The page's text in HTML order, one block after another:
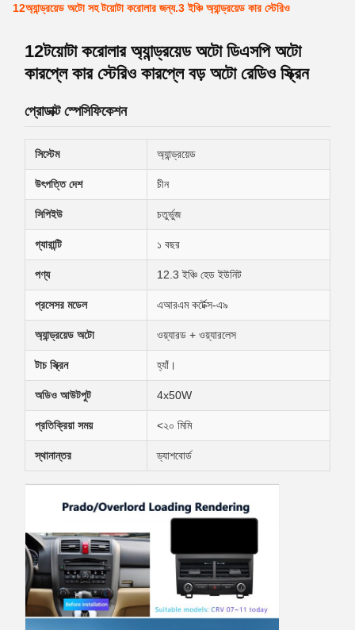
12অ্যান্ড্রয়েড অটো সহ টয়োটা করোলার জন্য.3 ইঞ্চি অ্যান্ড্রয়েড কার স্টেরিও
12টয়োটা করোলার অ্যান্ড্রয়েড অটো ডিএসপি অটো
কারপ্লে কার স্টেরিও কারপ্লে বড় অটো রেডিও স্ক্রিন
প্রোডাক্ট স্পেসিফিকেশন
সিস্টেম অ্যান্ড্রয়েড
উৎপত্তি দেশ চীন
সিপিইউ চতুর্ভুজ
গ্যারান্টি ১ বছর
পণ্য 12.3 ইঞ্চি হেড ইউনিট
প্রসেসর মডেল এআরএম কর্টেক্স-এ৯
অ্যান্ড্রয়েড অটো ওয়্যারড + ওয়্যারলেস
টাচ স্ক্রিন হ্যাঁ।
অডিও আউটপুট 4x50W
প্রতিক্রিয়া সময় <২০ মিমি
স্থানান্তর ড্যাশবোর্ড